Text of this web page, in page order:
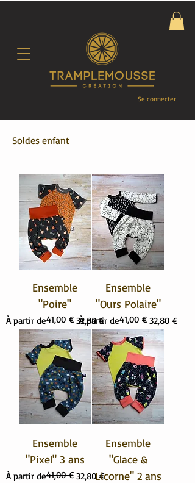
Se connecter
Soldes enfant
Ensemble
"Poire"
À partir de
Prix original41,00 € 32,80 €
Prix promotionnel
Ensemble
"Ours Polaire"
À partir de
Prix original41,00 € 32,80 €
Prix promotionnel
Ensemble
"Pixel" 3 ans
À partir de
Prix original41,00 € 32,80 €
Prix promotionnel
Ensemble
"Glace &
Licorne" 2 ans